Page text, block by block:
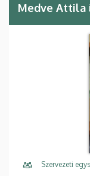
Medve Attila
Szervezeti